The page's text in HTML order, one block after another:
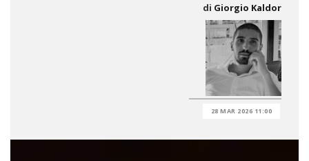
di Giorgio Kaldor
28 MAR 2026 11:00